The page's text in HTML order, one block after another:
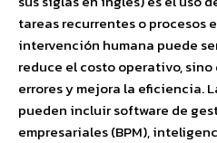
tareas recurrentes o procesos
intervención humana puede
reduce el costo operativo,
errores y mejora la eficiencia.
pueden incluir software de
empresariales (BPM),